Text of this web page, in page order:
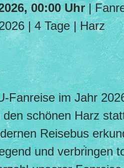
00:00 Uhr|
| 4 Tage | Harz
Fanreise im Jahr
schönen Harz
Reisebus
und verbringen